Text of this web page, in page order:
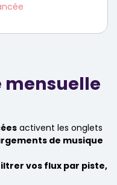
mensuelle
activent les onglets
de musique
vos flux par piste,